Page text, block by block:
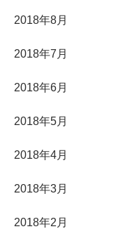
2018年8月
2018年7月
2018年6月
2018年5月
2018年4月
2018年3月
2018年2月